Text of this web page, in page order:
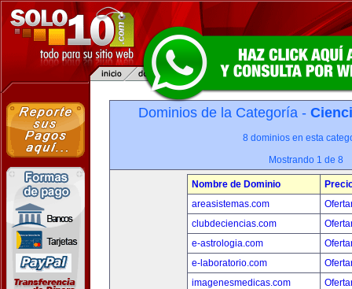
Dominios de la Categoría -
8 dominios en esta
Mostrando 1 de 8
Nombre de Dominio
areasistemas.com
clubdeciencias.com
e-astrologia.com
e-laboratorio.com
imagenesmedicas.com